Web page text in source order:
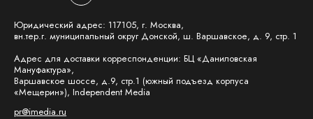
Юридический адрес: 117105, г. Москва,
вн.тер.г. муниципальный округ Донской, ш. Варшавское, д. 9, стр. 1
Адрес для доставки корреспонденции: БЦ «Даниловская
Мануфактура»,
Варшавское шоссе, д.9, стр.1 (южный подъезд корпуса
«Мещерин»), Independent Media
pr@imedia.ru